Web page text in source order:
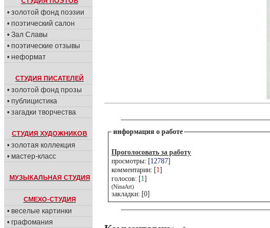
• золотой фонд поэзии
• поэтический салон
• Зал Славы
• поэтические отзывы
• неформат
СТУДИЯ ПИСАТЕЛЕЙ
• золотой фонд прозы
• публицистика
• загадки творчества
СТУДИЯ ХУДОЖНИКОВ
• золотая коллекция
• мастер-класс
МУЗЫКАЛЬНАЯ СТУДИЯ
СМЕХО-СТУДИЯ
• веселые картинки
• графомания
информация о работе
Проголосовать за работу
просмотры: [12787]
комментарии: [1]
голосов: [1]
(NinaArt)
закладки: [0]